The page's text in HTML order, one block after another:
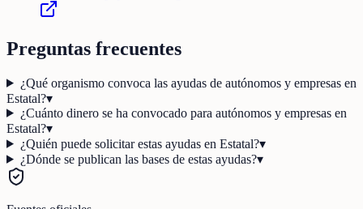
Preguntas frecuentes
¿Qué organismo convoca las ayudas de autónomos y empresas en
Estatal?▾
¿Cuánto dinero se ha convocado para autónomos y empresas en
Estatal?▾
¿Quién puede solicitar estas ayudas en Estatal?▾
¿Dónde se publican las bases de estas ayudas?▾